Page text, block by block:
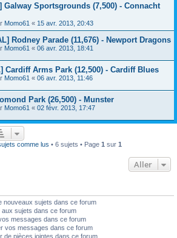
Galway Sportsgrounds (7,500) - Connacht
Momo61 « 15 avr. 2013, 20:43
Rodney Parade (11,676) - Newport Dragons
Momo61 « 06 avr. 2013, 18:41
Cardiff Arms Park (12,500) - Cardiff Blues
Momo61 « 06 avr. 2013, 11:46
Park (26,500) - Munster
Momo61 « 02 févr. 2013, 17:47
comme lus • 6 sujets • Page 1 sur 1
Aller
nouveaux sujets dans ce forum
aux sujets dans ce forum
messages dans ce forum
vos messages dans ce forum
de pièces jointes dans ce forum